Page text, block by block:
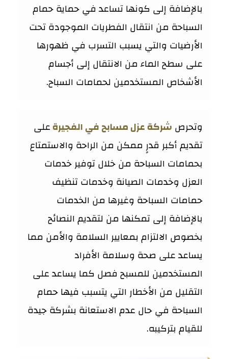
بالإضافة إلى كونها تساعد في حماية حمام
السباحة من انتقال الفطريات الموجودة تحت
الأرضيات والتي يسبب التسرب في ظهورها
على سطح الماء من الانتقال إلى أجسام
الأشخاص المستخدمين لحمامات السباح.
وتحرص شركة عزل مسابح في الفجيرةعلى
تقديم أكبر قدرٍ ممكن من الراحة والاستمتاع
بحمامات السباحة من خلال توفير خدمات
العزل وخدمات الصيانة وخدمات تنظيف
حمامات السباحة وغيرها من الخدمات
بالإضافة إلى تمكنها من لتقديم النصائح
بخصوص الالتزام بمعايير السلامة والأمن مما
يساعد على صحة وسلامة الأفراد
المستخدمين للمسبح فصل كما يساعد على
التقليل من الأخطار التي يتسبب فيها حمام
السباحة في حال عدم الاستعانة بشركة جيدة
للقيام بتركيبه.